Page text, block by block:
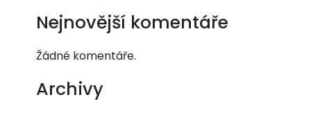
Nejnovější komentáře
Žádné komentáře.
Archivy